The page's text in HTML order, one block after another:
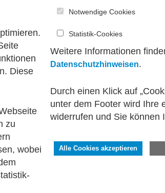
Kommunikation
SERVICE
Kontakt
Impressum
Diese
zu
wobei
Notwendige Cookies
Statistik-Cookies
Weitere Informationen
Datenschutzhinweisen.
Durch einen Klick auf
unter dem Footer wird Ihre
widerrufen und Sie können
Alle Cookies akzeptieren